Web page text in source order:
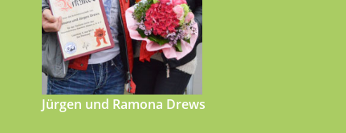
Jürgen und Ramona Drews